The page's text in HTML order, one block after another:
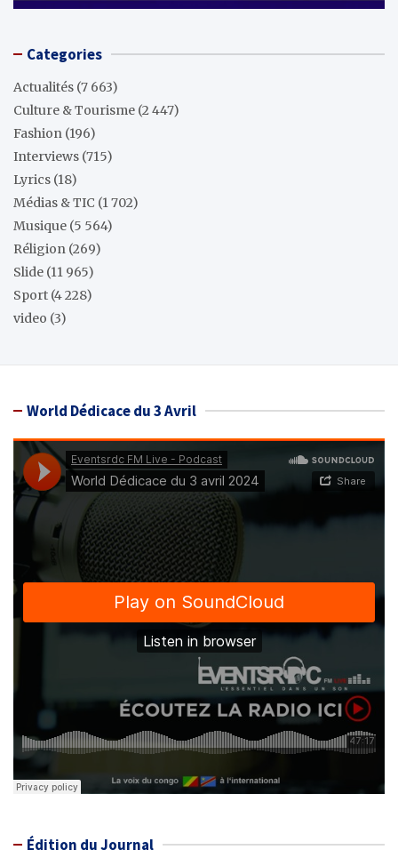
Categories
Actualités (7 663)
Culture & Tourisme (2 447)
Fashion (196)
Interviews (715)
Lyrics (18)
Médias & TIC (1 702)
Musique (5 564)
Réligion (269)
Slide (11 965)
Sport (4 228)
video (3)
World Dédicace du 3 Avril
Édition du Journal